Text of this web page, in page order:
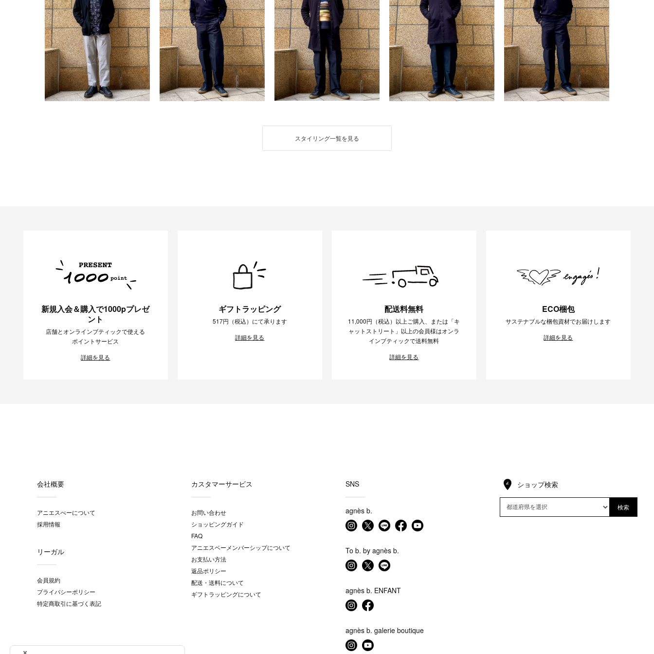
スタイリング一覧を見る
新規入会＆購入で1000pプレゼ
ント
店舗とオンラインブティックで使える
ポイントサービス
詳細を見る
ギフトラッピング
517円（税込）にて承ります
詳細を見る
配送料無料
11,000円（税込）以上ご購入、または「キ
ャットストリート」以上の会員様はオンラ
インブティックで送料無料
詳細を見る
ECO梱包
サステナブルな梱包資材でお届けします
詳細を見る
会社概要
アニエスべーについて
採用情報
リーガル
会員規約
プライバシーポリシー
特定商取引に基づく表記
カスタマーサービス
お問い合わせ
ショッピングガイド
FAQ
アニエスベーメンバーシップについて
お支払い方法
返品ポリシー
配送・送料について
ギフトラッピングについて
SNS
agnès b.
To b. by agnès b.
agnès b. ENFANT
agnès b. galerie boutique
ショップ検索
検索